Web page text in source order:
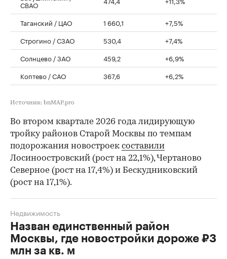
СВАО
Таганский / ЦАО 1 660,1
+7,5%
Строгино / СЗАО
530,4
+7,4%
Солнцево / ЗАО
459,2
+6,9%
Коптево / САО
367,6 +6,2%
Источник: bnMAP.pro
Во втором квартале 2026 года лидирующую
тройку районов Старой Москвы по темпам
подорожания новостроек составили
Лосиноостровский (рост на 22,1%), Чертаново
Северное (рост на 17,4%) и Бескудниковский
(рост на 17,1%).
Назван единственный район
Москвы, где новостройки дороже ₽3
млн за кв. м
Недвижимость